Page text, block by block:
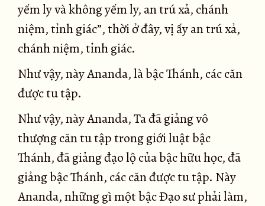
yếm ly và không yếm ly, an trú xả, chánh
niệm, tỉnh giác”, thời ở đây, vị ấy an trú xả,
chánh niệm, tỉnh giác.
Như vậy, này Ananda, là bậc Thánh, các căn
được tu tập.
Như vậy, này Ananda, Ta đã giảng vô
thượng căn tu tập trong giới luật bậc
Thánh, đã giảng đạo lộ của bậc hữu học, đã
giảng bậc Thánh, các căn được tu tập. Này
Ananda, những gì một bậc Ðạo sư phải làm,